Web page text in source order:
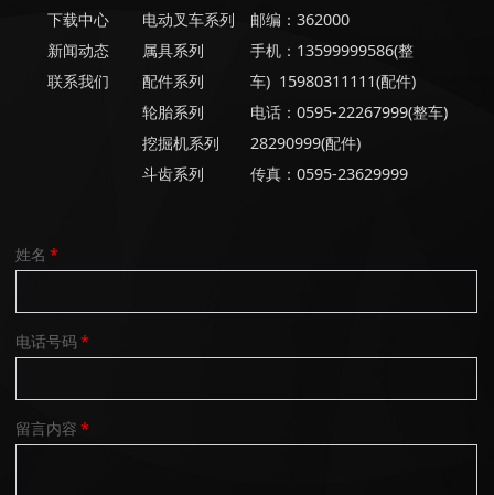
下载中心
新闻动态
联系我们
电动叉车系列
属具系列
配件系列
轮胎系列
挖掘机系列
斗齿系列
邮编：362000
手机：13599999586(整
车) 15980311111(配件)
电话：0595-22267999(整车)
28290999(配件)
传真：0595-23629999
姓名 *
电话号码*
留言内容 *